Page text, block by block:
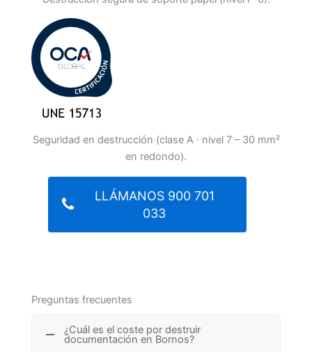
Seguridad en destrucción (clase A · nivel 7 – 30 mm²
en redondo).
LLÁMANOS 900 701
033
Preguntas frecuentes
¿Cuál es el coste por destruir
documentación en Bornos?